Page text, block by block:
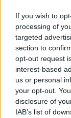
If you wish to
processing of
targeted
section to
opt-out request
interest-based
us or personal
your opt-out.
disclosure of
IAB’s list of